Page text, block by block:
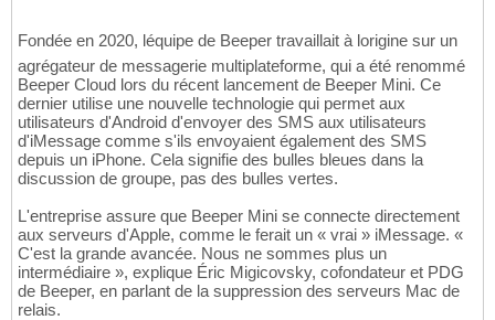
Fondée en 2020, léquipe de Beeper travaillait à lorigine sur un
agrégateur de messagerie multiplateforme, qui a été renommé
Beeper Cloud lors du récent lancement de Beeper Mini. Ce
dernier utilise une nouvelle technologie qui permet aux
utilisateurs d'Android d'envoyer des SMS aux utilisateurs
d'iMessage comme s'ils envoyaient également des SMS
depuis un iPhone. Cela signifie des bulles bleues dans la
discussion de groupe, pas des bulles vertes.
L'entreprise assure que Beeper Mini se connecte directement
aux serveurs d'Apple, comme le ferait un « vrai » iMessage. «
C'est la grande avancée. Nous ne sommes plus un
intermédiaire », explique Éric Migicovsky, cofondateur et PDG
de Beeper, en parlant de la suppression des serveurs Mac de
relais.